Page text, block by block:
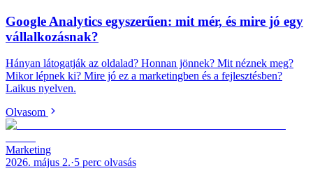
Google Analytics egyszerűen: mit mér, és mire jó egy
vállalkozásnak?
Hányan látogatják az oldalad? Honnan jönnek? Mit néznek meg?
Mikor lépnek ki? Mire jó ez a marketingben és a fejlesztésben?
Laikus nyelven.
Olvasom
Marketing
2026. május 2.·5 perc olvasás